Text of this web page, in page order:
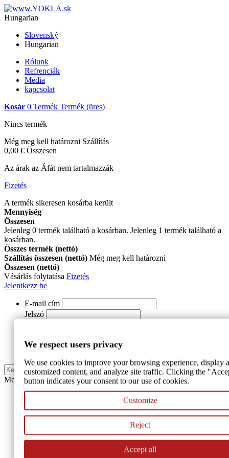
Hungarian
Slovenský
Hungarian
Rólunk
Refrenciák
Média
kapcsolat
Kosár 0 Termék Termék (üres)
Nincs termék
Még meg kell határozni Szállítás
0,00 € Összesen
Az árak az Áfát nem tartalmazzák
Fizetés
A termék sikeresen kosárba került
Mennyiség
Összesen
Jelenleg 0 termék található a kosárban. Jelenleg 1 termék található a
kosárban.
Összes termék (nettó)
Szállítás összesen (nettó) Még meg kell határozni
Összesen (nettó)
Vásárlás folytatása Fizetés
Jelentkezz be
E-mail cím
Jelszó
REGISZTRÁCIÓ
Keresés
Menu
Kültéri székek
Bankett székek
We respect users privacy
We use cookies to improve your browsing experience, display
customized content, and analyze site traffic. Clicking the
button indicates your consent to our use of cookies.
Customize
Reject
Accept all